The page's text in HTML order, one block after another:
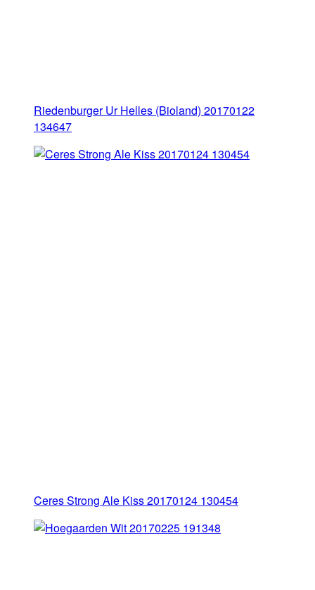
Riedenburger Ur Helles (Bioland) 20170122
134647
Ceres Strong Ale Kiss 20170124 130454